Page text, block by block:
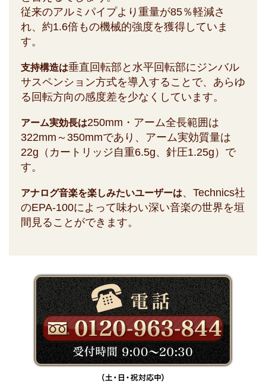
従来のアルミパイプより重量が85％軽減さ
れ、約1.6倍もの機械的強度を獲得していま
す。
支持構造は垂直回転部と水平回転部にジンバル
サスペンション方式を導入することで、あらゆ
る回転方向の感度差を少なくしています。
アーム実効長は250mm・アーム全長範囲は
322mm～350mmであり、アーム実効質量は
22g（カートリッジ自重6.5g、針圧1.25g）で
す。
アナログ音楽を楽しみたいユーザーは、Technics社
のEPA-100によって味わい深い音楽の世界を垣
間見ることができます。